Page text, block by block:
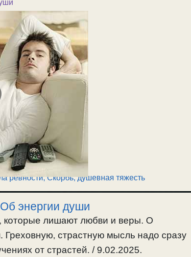
ревности,Скорбь, душевная тяжесть
энергии души
которые лишают любви и веры. О
Греховную, страстную мысль надо сразу
от страстей. / 9.02.2025.